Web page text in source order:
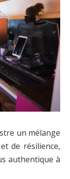
un mélange
de résilience,
authentique à